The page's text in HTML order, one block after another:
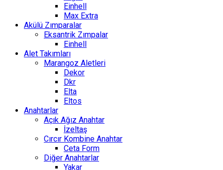
Einhell
Max Extra
Akülü Zımparalar
Eksantrik Zımpalar
Einhell
Alet Takımları
Marangoz Aletleri
Dekor
Dkr
Elta
Eltos
Anahtarlar
Açık Ağız Anahtar
İzeltaş
Cırcır Kombine Anahtar
Ceta Form
Diğer Anahtarlar
Yakar